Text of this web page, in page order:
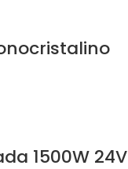
1500W 24V